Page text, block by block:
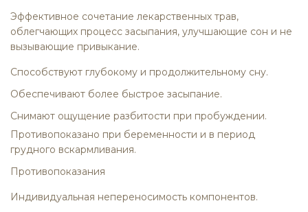
Эффективное сочетание лекарственных трав,
облегчающих процесс засыпания, улучшающие сон и не
вызывающие привыкание.
Способствуют глубокому и продолжительному сну.
Обеспечивают более быстрое засыпание.
Снимают ощущение разбитости при пробуждении.
Противопоказано при беременности и в период
грудного вскармливания.
Противопоказания
Индивидуальная непереносимость компонентов.